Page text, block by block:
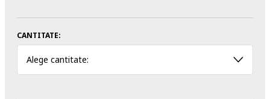
CANTITATE:
Alege cantitate: